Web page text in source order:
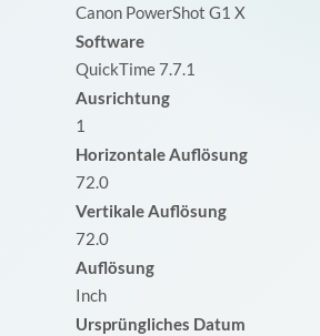
Canon PowerShot G1 X
Software
QuickTime 7.7.1
Ausrichtung
1
Horizontale Auflösung
72.0
Vertikale Auflösung
72.0
Auflösung
Inch
Ursprüngliches Datum